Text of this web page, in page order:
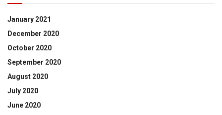
January 2021
December 2020
October 2020
September 2020
August 2020
July 2020
June 2020